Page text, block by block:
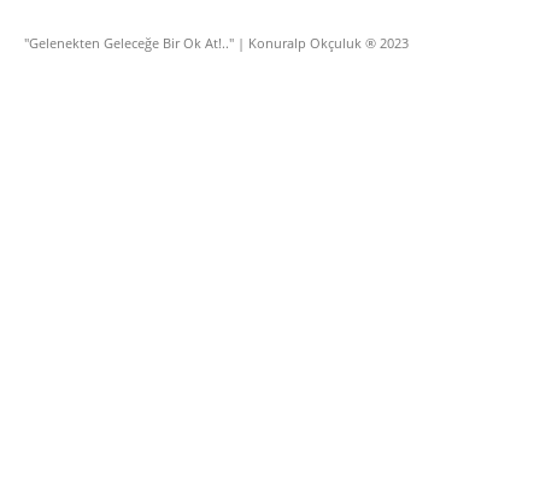
"Gelenekten Geleceğe Bir Ok At!.." | Konuralp Okçuluk ® 2023